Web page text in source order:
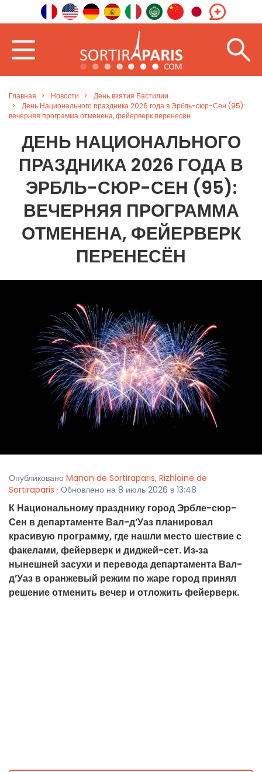
Главная Новости
День взятия Бастилии
День Национального праздника 2026 года в Эрбль-сюр-Сен (95):
вечерняя программа отменена, фейерверк перенесён
ДЕНЬ НАЦИОНАЛЬНОГО
ПРАЗДНИКА 2026 ГОДА В
ЭРБЛЬ-СЮР-СЕН (95):
ВЕЧЕРНЯЯ ПРОГРАММА
ОТМЕНЕНА, ФЕЙЕРВЕРК
ПЕРЕНЕСЁН
Опубликовано Manon de Sortiraparis, Rizhlaine de
Sortiraparis · Обновлено на 8 июль 2026 в 13:48
К Национальному празднику город Эрбле-сюр-
Сен в департаменте Вал-д’Уаз планировал
красивую программу, где нашли место шествие с
факелами, фейерверк и диджей-сет. Из‑за
нынешней засухи и перевода департамента Вал-
д’Уаз в оранжевый режим по жаре город принял
решение отменить вечер и отложить фейерверк.